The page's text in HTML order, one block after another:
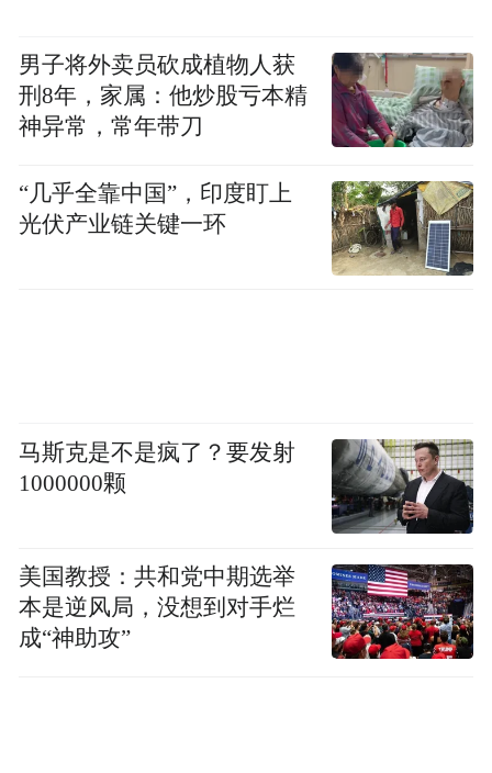
清理道路垃圾
文/凤凰网深圳 陈婉霖 实习生 吴燕琪 张颂筱
通讯员/田苗 陈洋洋 程文敏
(本文章版权归凤凰网所有，未经授权，不得转载)
男子将外卖员砍成植物人获
刑8年，家属：他炒股亏本精
神异常，常年带刀
“几乎全靠中国”，印度盯上
光伏产业链关键一环
马斯克是不是疯了？要发射
1000000颗
美国教授：共和党中期选举
本是逆风局，没想到对手烂
成“神助攻”